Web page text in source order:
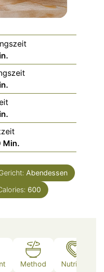
Minuten
Min.
Abendessen
600
Method Nutrition